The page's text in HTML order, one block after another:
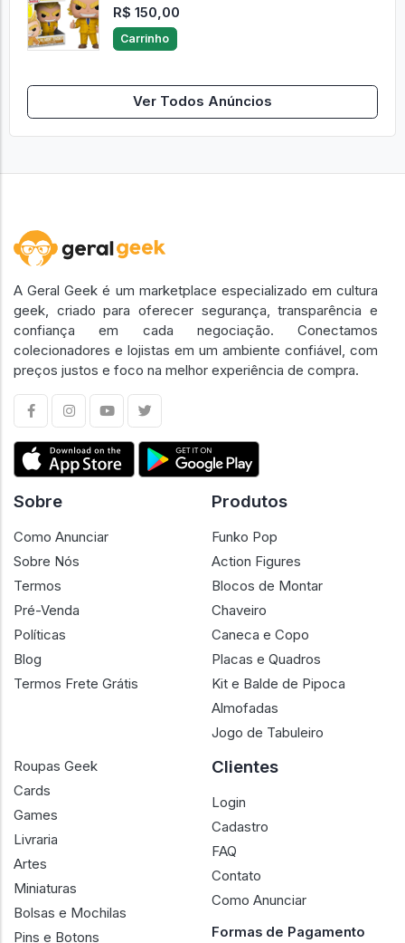
All Might (Teacher)
R$ 150,00
Carrinho
A Geral Geek é um marketplace especializado em cultura
geek, criado para oferecer segurança, transparência e
confiança em cada negociação. Conectamos
colecionadores e lojistas em um ambiente confiável, com
preços justos e foco na melhor experiência de compra.
Sobre
Como Anunciar
Sobre Nós
Termos
Pré-Venda
Políticas
Produtos
Funko Pop
Action Figures
Blocos de Montar
Chaveiro
Caneca e Copo
Placas e Quadros
Kit e Balde de Pipoca
Jogo de Tabuleiro
Roupas Geek
Cards
Games
Livraria
Artes
Miniaturas
Clientes
Login
Cadastro
FAQ